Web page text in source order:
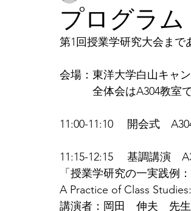
プログラム
第1回授業学研究大会ま
会場：東洋大学白山キャ
全体会はA304教室で
11:00-11:10 　開会式　
11:15-12:15 　基調講演　
「授業学研究の一実践例
A Practice of Class
講演者：岡田　伸夫　先